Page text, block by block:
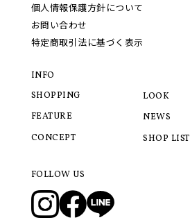
個人情報保護方針について
お問い合わせ
特定商取引法に基づく表示
INFO
SHOPPING
FEATURE
CONCEPT
LOOK
NEWS
SHOP LIST
FOLLOW US